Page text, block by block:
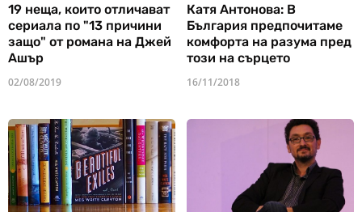
19 неща, които отличават
сериала по "13 причини
защо" от романа на Джей
Ашър
02/08/2019
Катя Антонова: В
България предпочитаме
комфорта на разума пред
този на сърцето
16/11/2018